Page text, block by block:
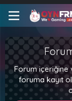
Forum içeriğine
foruma kayıt